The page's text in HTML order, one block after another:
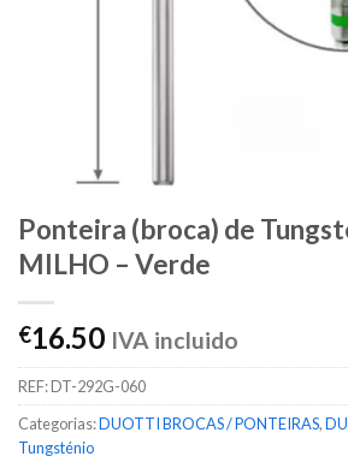
Ponteira (broca) de
MILHO – Verde
€16.50 IVA incluido
REF:DT-292G-060
Categorias:DUOTTI BROCAS / PONTEIRAS,
Tungsténio